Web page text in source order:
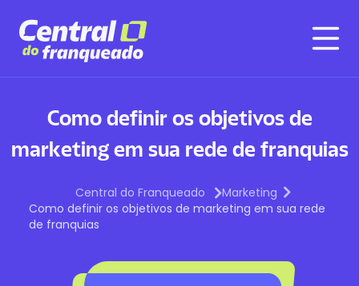
Como definir os objetivos de
marketing em sua rede de franquias
Central do Franqueado
Marketing
Como definir os objetivos de marketing em sua rede
de franquias